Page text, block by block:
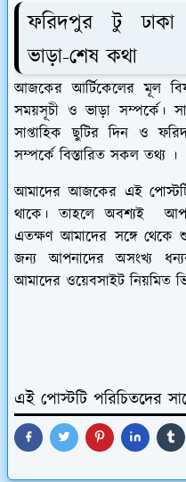
ফরিদপুর টু ঢাকা
ভাড়া-শেষ কথা
আজকের আর্টিকেলের মূল
সময়সূচী ও ভাড়া সম্পর্কে।
সাপ্তাহিক ছুটির দিন ও
সম্পর্কে বিস্তারিত সকল তথ্য ।
আমাদের আজকের এই
থাকে। তাহলে অবশ্যই
এতক্ষণ আমাদের সঙ্গে থেকে
জন্য আপনাদের অসংখ্য
আমাদের ওয়েবসাইট নিয়মিত
এই পোস্টটি পরিচিতদের